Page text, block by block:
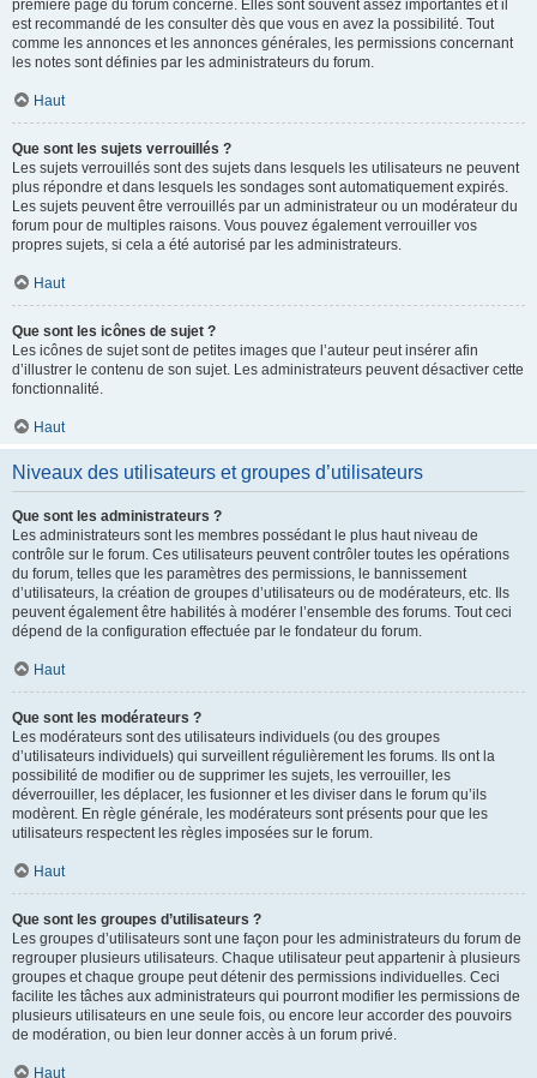
première page du forum concerné. Elles sont souvent assez importantes et il
est recommandé de les consulter dès que vous en avez la possibilité. Tout
comme les annonces et les annonces générales, les permissions concernant
les notes sont définies par les administrateurs du forum.
Haut
Que sont les sujets verrouillés ?
Les sujets verrouillés sont des sujets dans lesquels les utilisateurs ne peuvent
plus répondre et dans lesquels les sondages sont automatiquement expirés.
Les sujets peuvent être verrouillés par un administrateur ou un modérateur du
forum pour de multiples raisons. Vous pouvez également verrouiller vos
propres sujets, si cela a été autorisé par les administrateurs.
Haut
Que sont les icônes de sujet ?
Les icônes de sujet sont de petites images que l’auteur peut insérer afin
d’illustrer le contenu de son sujet. Les administrateurs peuvent désactiver cette
fonctionnalité.
Haut
Niveaux des utilisateurs et groupes d’utilisateurs
Que sont les administrateurs ?
Les administrateurs sont les membres possédant le plus haut niveau de
contrôle sur le forum. Ces utilisateurs peuvent contrôler toutes les opérations
du forum, telles que les paramètres des permissions, le bannissement
d’utilisateurs, la création de groupes d’utilisateurs ou de modérateurs, etc. Ils
peuvent également être habilités à modérer l’ensemble des forums. Tout ceci
dépend de la configuration effectuée par le fondateur du forum.
Haut
Que sont les modérateurs ?
Les modérateurs sont des utilisateurs individuels (ou des groupes
d’utilisateurs individuels) qui surveillent régulièrement les forums. Ils ont la
possibilité de modifier ou de supprimer les sujets, les verrouiller, les
déverrouiller, les déplacer, les fusionner et les diviser dans le forum qu’ils
modèrent. En règle générale, les modérateurs sont présents pour que les
utilisateurs respectent les règles imposées sur le forum.
Haut
Que sont les groupes d’utilisateurs ?
Les groupes d’utilisateurs sont une façon pour les administrateurs du forum de
regrouper plusieurs utilisateurs. Chaque utilisateur peut appartenir à plusieurs
groupes et chaque groupe peut détenir des permissions individuelles. Ceci
facilite les tâches aux administrateurs qui pourront modifier les permissions de
plusieurs utilisateurs en une seule fois, ou encore leur accorder des pouvoirs
de modération, ou bien leur donner accès à un forum privé.
Haut